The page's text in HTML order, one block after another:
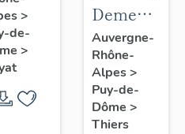
>
de-
>
Demeures
en site
de pente
Auvergne-
Rhône-
Alpes>
Puy-de-
Dôme >
Thiers